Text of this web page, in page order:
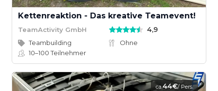
Kettenreaktion - Das kreative Teamevent!
TeamActivity GmbH 4,9
Teambuilding
Ohne
10–100Teilnehmer
ca.44€/ Pers.